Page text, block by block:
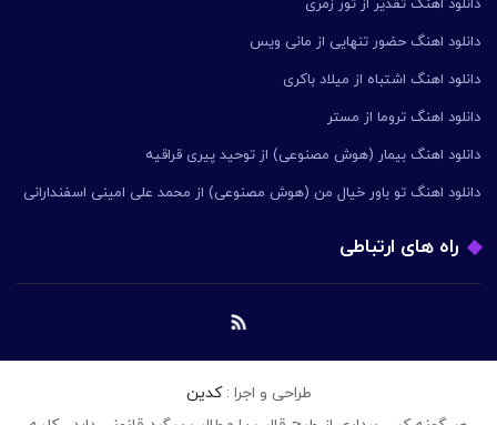
دانلود اهنگ تقدیر از تور زمری
دانلود اهنگ حضور تنهایی از مانی ویس
دانلود اهنگ اشتباه از میلاد باکری
دانلود اهنگ تروما از مستر
دانلود اهنگ بیمار (هوش مصنوعی) از توحید پیری قراقیه
دانلود اهنگ تو باور خیال من (هوش مصنوعی) از محمد علی امینی اسفندارانی
راه های ارتباطی
طراحی و اجرا :کدین